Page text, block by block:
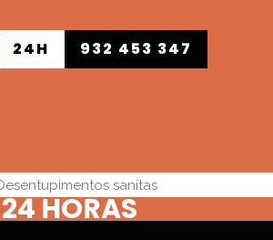
24H 932 453 347
24 HORAS